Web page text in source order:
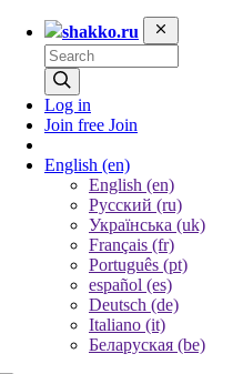
shakko.ru
Log in
Join free Join
English (en)
English (en)
Русский (ru)
Українська (uk)
Français (fr)
Português (pt)
español (es)
Deutsch (de)
Italiano (it)
Беларуская (be)